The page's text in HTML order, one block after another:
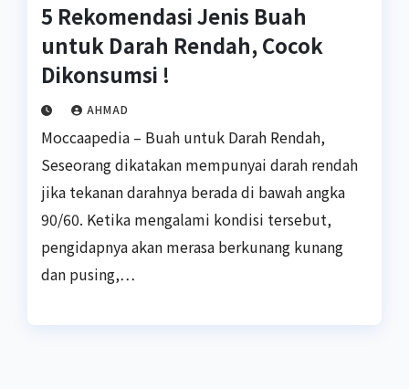
5 Rekomendasi Jenis Buah
untuk Darah Rendah, Cocok
Dikonsumsi !
AHMAD
Moccaapedia – Buah untuk Darah Rendah,
Seseorang dikatakan mempunyai darah rendah
jika tekanan darahnya berada di bawah angka
90/60. Ketika mengalami kondisi tersebut,
pengidapnya akan merasa berkunang kunang
dan pusing,…